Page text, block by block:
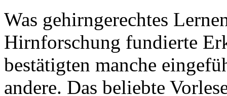
Was gehirngerechtes
Hirnforschung fundierte
bestätigten manche
andere. Das beliebte